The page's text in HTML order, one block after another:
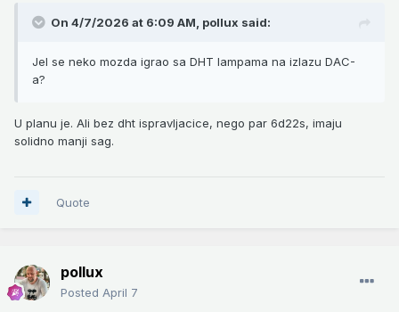
On 4/7/2026 at 6:09 AM, pollux said:
Jel se neko mozda igrao sa DHT lampama na izlazu DAC-
a?
U planu je. Ali bez dht ispravljacice, nego par 6d22s, imaju
solidno manji sag.
Quote
pollux
Posted April 7